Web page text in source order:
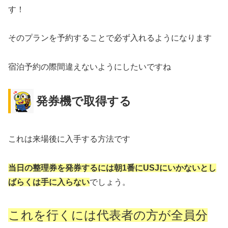
す！
そのプランを予約することで必ず入れるようになります
宿泊予約の際間違えないようにしたいですね
発券機で取得する
これは来場後に入手する方法です
当日の整理券を発券するには朝1番にUSJにいかないとし
ばらくは手に入らないでしょう。
これを行くには代表者の方が全員分